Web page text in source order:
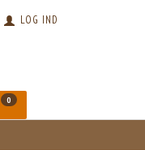
LOG IND
0